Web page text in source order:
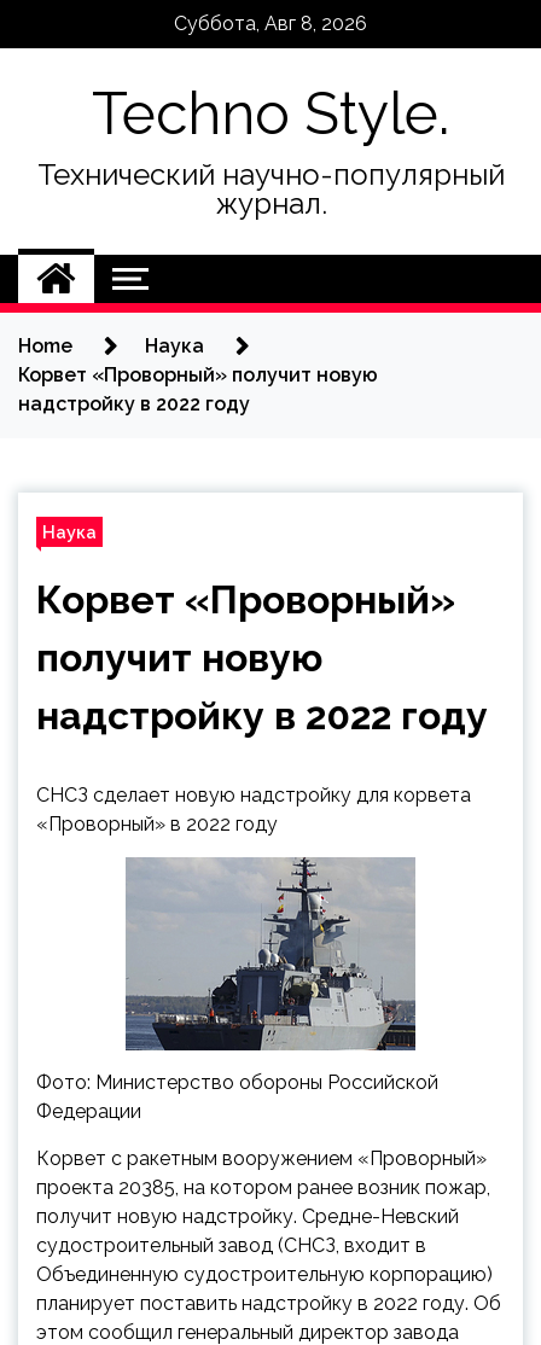
Суббота, Авг 8, 2026
Techno Style.
Технический научно-популярный
журнал.
Home
Наука
Корвет «Проворный» получит новую
надстройку в 2022 году
Наука
Корвет «Проворный»
получит новую
надстройку в 2022 году
СНСЗ сделает новую надстройку для корвета
«Проворный» в 2022 году
Фото: Министерство обороны Российской
Федерации
Корвет с ракетным вооружением «Проворный»
проекта 20385, на котором ранее возник пожар,
получит новую надстройку. Средне-Невский
судостроительный завод (СНСЗ, входит в
Объединенную судостроительную корпорацию)
планирует поставить надстройку в 2022 году. Об
этом сообщил генеральный директор завода